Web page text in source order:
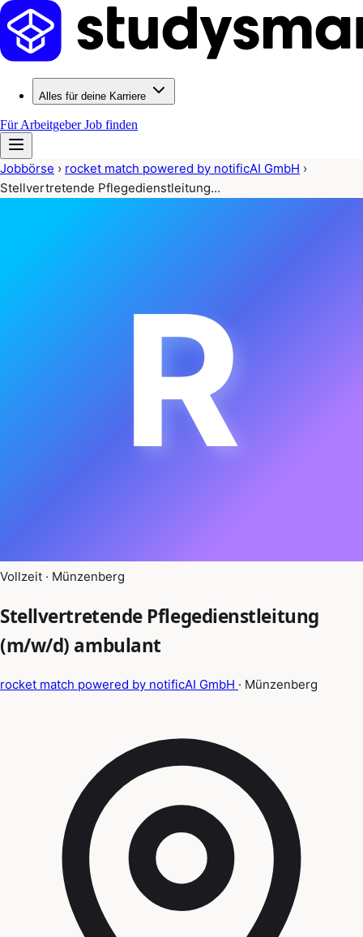
Alles für deine Karriere
Für ArbeitgeberJob finden
Jobbörse › rocket match powered by notificAI GmbH ›
Stellvertretende Pflegedienstleitung…
R
Vollzeit · Münzenberg
Stellvertretende Pflegedienstleitung
(m/w/d) ambulant
rocket match powered by notificAI GmbH · Münzenberg